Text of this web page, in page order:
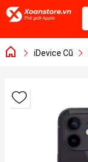
iDevice Cũ